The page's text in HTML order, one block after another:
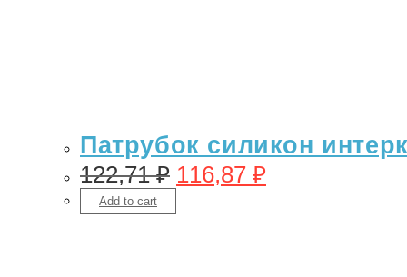
Патрубок силикон
122,71₽ 116,87 ₽
Add to cart